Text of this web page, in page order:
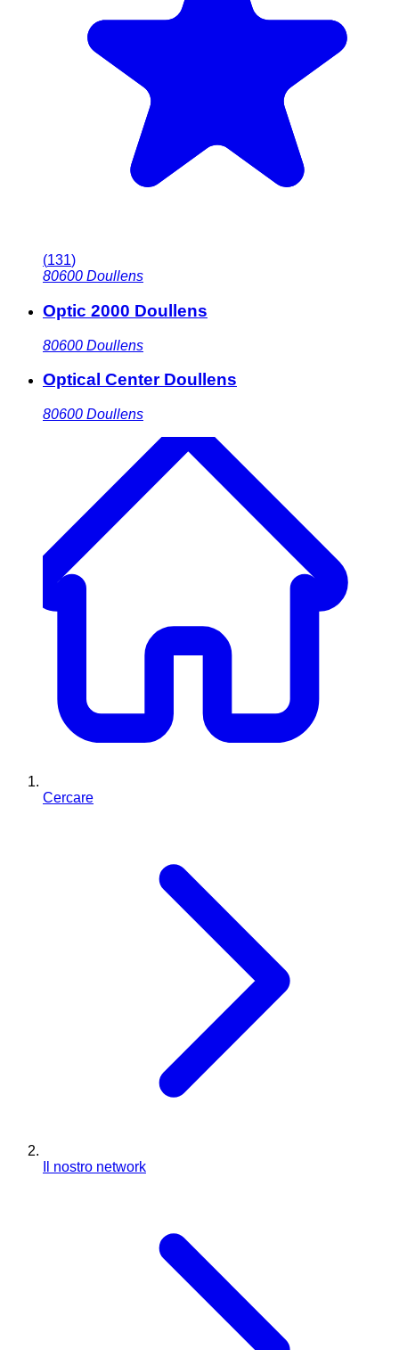
(131)
80600 Doullens
Optic 2000 Doullens
80600 Doullens
Optical Center Doullens
80600 Doullens
Cercare
Il nostro network